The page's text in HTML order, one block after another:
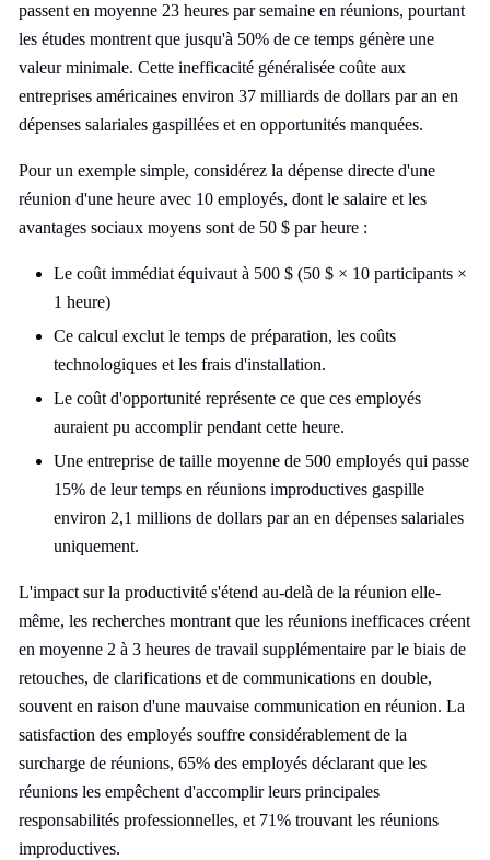
passent en moyenne 23 heures par semaine en réunions, pourtant
les études montrent que jusqu'à 50% de ce temps génère une
valeur minimale. Cette inefficacité généralisée coûte aux
entreprises américaines environ 37 milliards de dollars par an en
dépenses salariales gaspillées et en opportunités manquées.
Pour un exemple simple, considérez la dépense directe d'une
réunion d'une heure avec 10 employés, dont le salaire et les
avantages sociaux moyens sont de 50 $ par heure :
Le coût immédiat équivaut à 500 $ (50 $ × 10 participants ×
1 heure)
Ce calcul exclut le temps de préparation, les coûts
technologiques et les frais d'installation.
Le coût d'opportunité représente ce que ces employés
auraient pu accomplir pendant cette heure.
Une entreprise de taille moyenne de 500 employés qui passe
15% de leur temps en réunions improductives gaspille
environ 2,1 millions de dollars par an en dépenses salariales
uniquement.
L'impact sur la productivité s'étend au-delà de la réunion elle-
même, les recherches montrant que les réunions inefficaces créent
en moyenne 2 à 3 heures de travail supplémentaire par le biais de
retouches, de clarifications et de communications en double,
souvent en raison d'une mauvaise communication en réunion. La
satisfaction des employés souffre considérablement de la
surcharge de réunions, 65% des employés déclarant que les
réunions les empêchent d'accomplir leurs principales
responsabilités professionnelles, et 71% trouvant les réunions
improductives.